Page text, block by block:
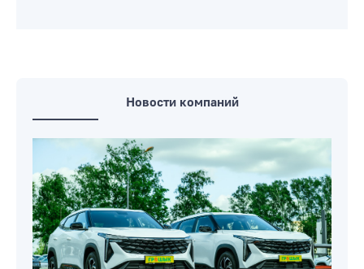
Новости компаний